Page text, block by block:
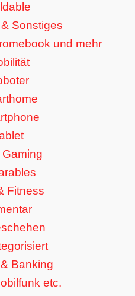
Sonstiges
und mehr
Fitness
Banking
etc.